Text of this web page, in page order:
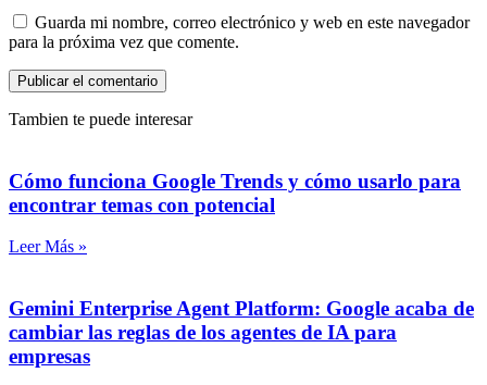
Guarda mi nombre, correo electrónico y web en este navegador
para la próxima vez que comente.
Tambien te puede interesar
Cómo funciona Google Trends y cómo usarlo para
encontrar temas con potencial
Leer Más »
Gemini Enterprise Agent Platform: Google acaba de
cambiar las reglas de los agentes de IA para
empresas